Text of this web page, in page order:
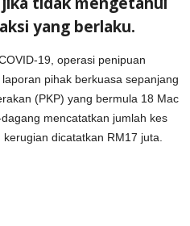
yang berlaku.
19, operasi penipuan
pihak berkuasa sepanjang
(PKP) yang bermula 18 Mac
mencatatkan jumlah kes
dicatatkan RM17 juta.